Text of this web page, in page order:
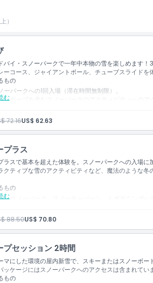
ポリシー
）
バイ・スノーパークで一年中本物の雪を楽しめます
ーコース、ジャイアントボール、チューブスライドを
む
もの
ーパークへの1回入場（滞在時間無制限）。
スケーブを含むスノーパークのアクティビティへのア
アリフト1回乗車。
ンテンスリラー1回乗車。
装備：ジャケット、ズボン、使い捨て靴下、スノーブ
72.16US$ 62.63
プラス
ラスで基本を超えた体験を。スノーパークへの入場に
クティブな雪のアクティビティなど、魔法のような
む
もの
、スノーパーク、スノーキャバーン、トボガニングへ
限のチェアリフト乗車。
を1つ選択：斜面での2時間（スキーヤーおよびスノ
カー利用込み。
ギア提供：ジャケット、ズボン、使い捨てソックス、
のフリース手袋付き。
未満の子供にはヘルメット着用が義務付けられていま
88.50US$ 70.80
プセッション 2時間
マにした環境の屋内新雪で、スキーまたはスノーボ
ッケージにはスノーパークへのアクセスは含まれてい
もの